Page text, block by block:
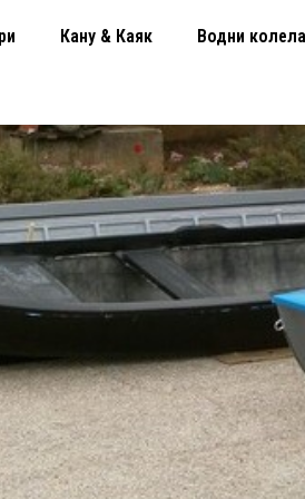
Кану & Каяк Водни колела